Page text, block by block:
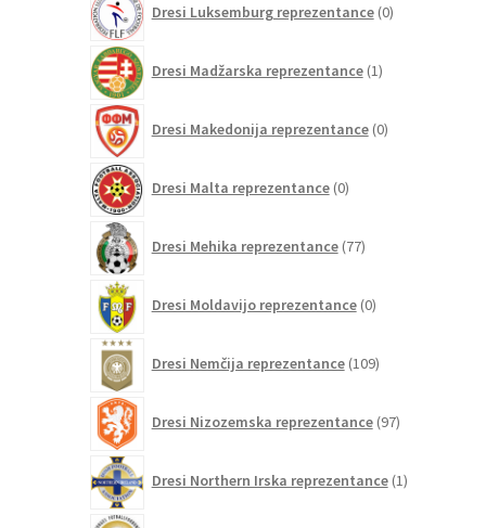
Dresi Luksemburg reprezentance 0izdelkov
Dresi Madžarska reprezentance 1izdelek
Dresi Makedonija reprezentance 0izdelkov
Dresi Malta reprezentance 0izdelkov
Dresi Mehika reprezentance 77izdelkov
Dresi Moldavijo reprezentance 0izdelkov
Dresi Nemčija reprezentance 109izdelkov
Dresi Nizozemska reprezentance 97izdelkov
Dresi Northern Irska reprezentance 1izdelek